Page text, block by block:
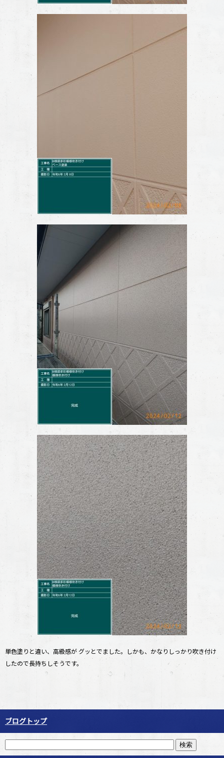
単色塗りと違い、高級感が グッとでました。しかも、かなりしっかり吹き付け
したので長持ちしそうです。
ブログトップ